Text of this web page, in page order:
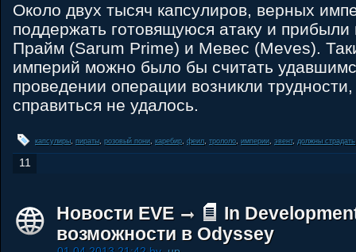
Около двух тысяч капсулиров, верных
поддержать готовящуюся атаку и
Прайм (Sarum Prime) и Мевес (Meves).
империй можно было бы считать
проведении операции возникли
справиться не удалось.
капсулиры, пираты, розовый пони, каребир, феил, трололо, империи, эвент, должны страдать
11
Новости EVE
In
возможности в Odyssey